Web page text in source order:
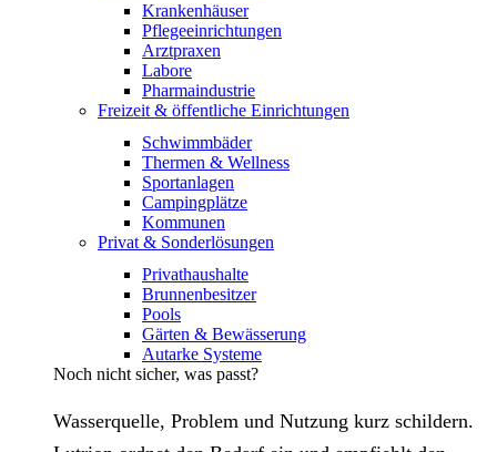
Krankenhäuser
Pflegeeinrichtungen
Arztpraxen
Labore
Pharmaindustrie
Freizeit & öffentliche Einrichtungen
Schwimmbäder
Thermen & Wellness
Sportanlagen
Campingplätze
Kommunen
Privat & Sonderlösungen
Privathaushalte
Brunnenbesitzer
Pools
Gärten & Bewässerung
Autarke Systeme
Noch nicht sicher, was passt?
Wasserquelle, Problem und Nutzung kurz schildern.